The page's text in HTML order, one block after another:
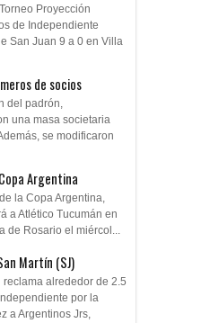
Proyección
de Independiente
San Juan 9 a 0 en Villa
de socios
del padrón,
una masa societaria
se modificaron
Argentina
la Copa Argentina,
a Atlético Tucumán en
de Rosario el miércol...
Martín (SJ)
alrededor de 2.5
por la
a Argentinos Jrs,